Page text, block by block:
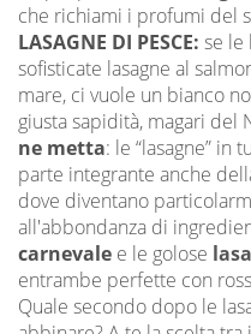
che richiami i profumi del
LASAGNE DI PESCE: se le
sofisticate lasagne al
mare, ci vuole un bianco
giusta sapidità, magari del
ne metta: le “lasagne” in
parte integrante anche
dove diventano
all'abbondanza di
carnevale e le golose
entrambe perfette con
Quale secondo dopo le